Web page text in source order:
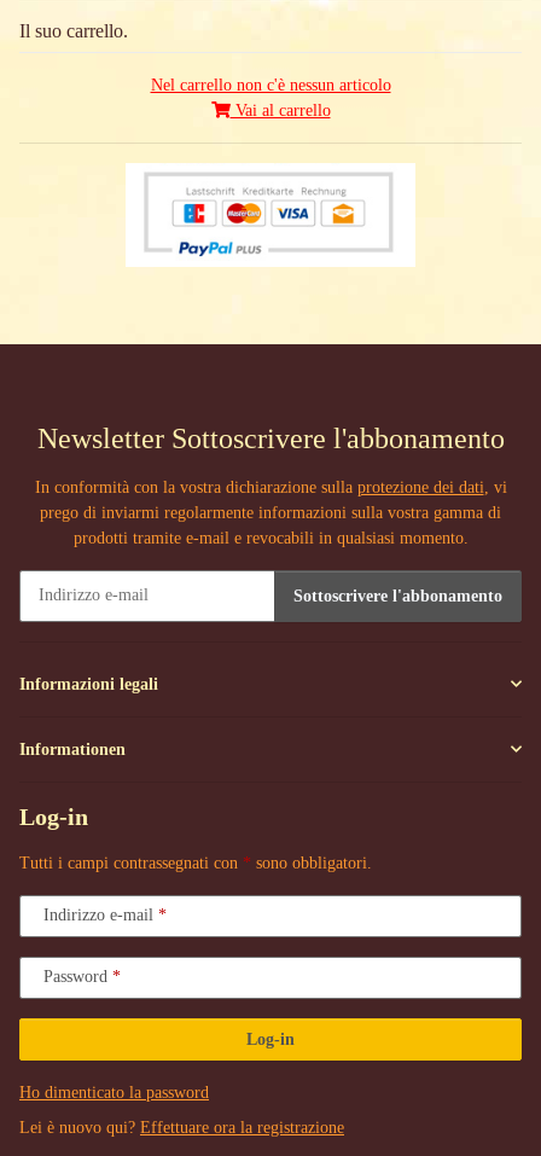
Il suo carrello.
Nel carrello non c'è nessun articolo
Vai al carrello
Newsletter Sottoscrivere l'abbonamento
In conformità con la vostra dichiarazione sulla protezione dei dati , vi
prego di inviarmi regolarmente informazioni sulla vostra gamma di
prodotti tramite e-mail e revocabili in qualsiasi momento.
Sottoscrivere l'abbonamento
Informazioni legali
Informationen
Log-in
Tutti i campi contrassegnati con * sono obbligatori.
Indirizzo e-mail
Password
Log-in
Ho dimenticato la password
Lei è nuovo qui? Effettuare ora la registrazione